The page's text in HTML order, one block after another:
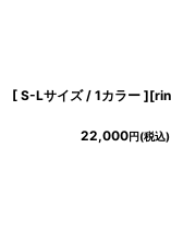
22,000円(税込)